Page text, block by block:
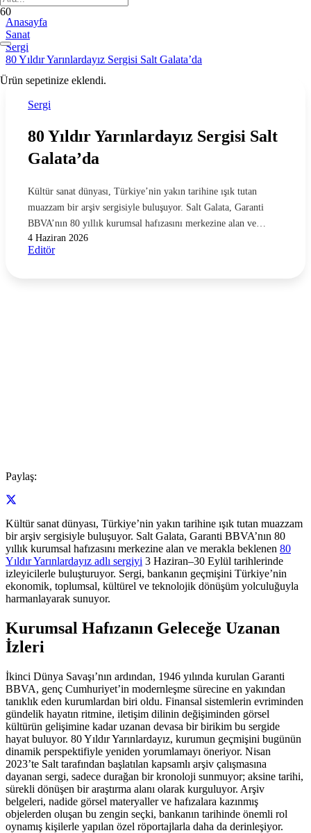
Ürün sepetinize eklendi.
Anasayfa
Sanat
Sergi
80 Yıldır Yarınlardayız Sergisi Salt Galata’da
Sergi
80 Yıldır Yarınlardayız Sergisi Salt
Galata’da
Kültür sanat dünyası, Türkiye’nin yakın tarihine ışık tutan
muazzam bir arşiv sergisiyle buluşuyor. Salt Galata, Garanti
BBVA’nın 80 yıllık kurumsal hafızasını merkezine alan ve…
4 Haziran 2026
Editör
Paylaş:
Kültür sanat dünyası, Türkiye’nin yakın tarihine ışık tutan muazzam
bir arşiv sergisiyle buluşuyor. Salt Galata, Garanti BBVA’nın 80
yıllık kurumsal hafızasını merkezine alan ve merakla beklenen 80
Yıldır Yarınlardayız adlı sergiyi 3 Haziran–30 Eylül tarihlerinde
izleyicilerle buluşturuyor. Sergi, bankanın geçmişini Türkiye’nin
ekonomik, toplumsal, kültürel ve teknolojik dönüşüm yolculuğuyla
harmanlayarak sunuyor.
Kurumsal Hafızanın Geleceğe Uzanan
İzleri
İkinci Dünya Savaşı’nın ardından, 1946 yılında kurulan Garanti
BBVA, genç Cumhuriyet’in modernleşme sürecine en yakından
tanıklık eden kurumlardan biri oldu. Finansal sistemlerin evriminden
gündelik hayatın ritmine, iletişim dilinin değişiminden görsel
kültürün gelişimine kadar uzanan devasa bir birikim bu sergide
hayat buluyor. 80 Yıldır Yarınlardayız, kurumun geçmişini bugünün
dinamik perspektifiyle yeniden yorumlamayı öneriyor. Nisan
2023’te Salt tarafından başlatılan kapsamlı arşiv çalışmasına
dayanan sergi, sadece durağan bir kronoloji sunmuyor; aksine tarihi,
sürekli dönüşen bir araştırma alanı olarak kurguluyor. Arşiv
belgeleri, nadide görsel materyaller ve hafızalara kazınmış
objelerden oluşan bu zengin seçki, bankanın tarihinde önemli rol
oynamış kişilerle yapılan özel röportajlarla daha da derinleşiyor.